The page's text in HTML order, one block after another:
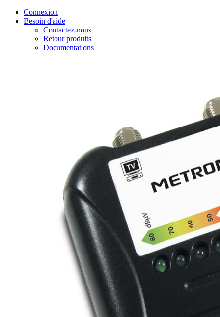
Connexion
Besoin d'aide
Contactez-nous
Retour produits
Documentations